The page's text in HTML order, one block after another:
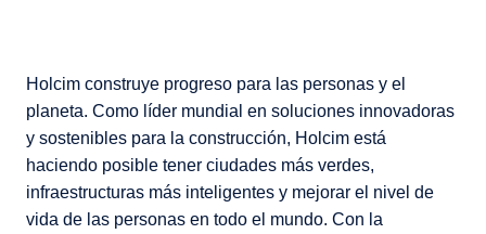
Holcim construye progreso para las personas y el
planeta. Como líder mundial en soluciones innovadoras
y sostenibles para la construcción, Holcim está
haciendo posible tener ciudades más verdes,
infraestructuras más inteligentes y mejorar el nivel de
vida de las personas en todo el mundo. Con la